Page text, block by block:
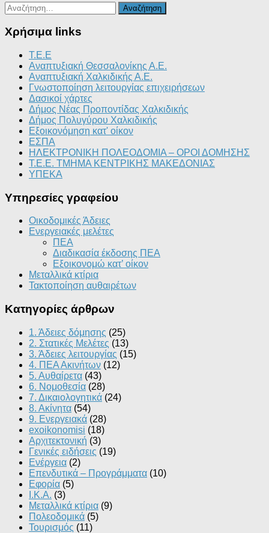
Αναζήτηση
για:
Χρήσιμα links
T.E.E
Αναπτυξιακή Θεσσαλονίκης Α.Ε.
Αναπτυξιακή Χαλκιδικής Α.Ε.
Γνωστοποίηση λειτουργίας επιχειρήσεων
Δασικοί χάρτες
Δήμος Νέας Προποντίδας Χαλκιδικής
Δήμος Πολυγύρου Χαλκιδικής
Εξοικονόμηση κατ' οίκον
ΕΣΠΑ
ΗΛΕΚΤΡΟΝΙΚΗ ΠΟΛΕΟΔΟΜΙΑ – ΟΡΟΙ ΔΟΜΗΣΗΣ
Τ.Ε.Ε. ΤΜΗΜΑ ΚΕΝΤΡΙΚΗΣ ΜΑΚΕΔΟΝΙΑΣ
ΥΠΕΚΑ
Υπηρεσίες γραφείου
Οικοδομικές Άδειες
Ενεργειακές μελέτες
ΠΕΑ
Διαδικασία έκδοσης ΠΕΑ
Εξοικονομώ κατ’ οίκoν
Μεταλλικά κτίρια
Τακτοποίηση αυθαιρέτων
Κατηγορίες άρθρων
1. Άδειες δόμησης (25)
2. Στατικές Μελέτες (13)
3. Άδειες λειτουργίας (15)
4. ΠΕΑ Ακινήτων (12)
5. Αυθαίρετα (43)
6. Νομοθεσία (28)
7. Δικαιολογητικά (24)
8. Ακίνητα (54)
9. Ενεργειακά (28)
exoikonomisi (18)
Αρχιτεκτονική (3)
Γενικές ειδήσεις (19)
Ενέργεια (2)
Επενδυτικά – Προγράμματα (10)
Εφορία (5)
Ι.Κ.Α. (3)
Μεταλλικά κτίρια (9)
Πολεοδομικά (5)
Τουρισμός (11)